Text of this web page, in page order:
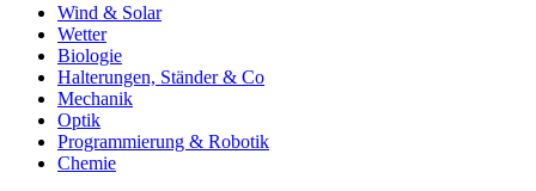
Wind & Solar
Wetter
Biologie
Halterungen, Ständer & Co
Mechanik
Optik
Programmierung & Robotik
Chemie